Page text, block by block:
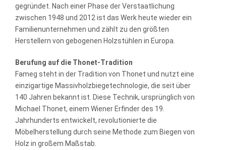
gegründet. Nach einer Phase der Verstaatlichung
zwischen 1948 und 2012 ist das Werk heute wieder ein
Familienunternehmen und zählt zu den größten
Herstellern von gebogenen Holzstühlen in Europa.
Berufung auf die Thonet-Tradition
Fameg steht in der Tradition von Thonet und nutzt eine
einzigartige Massivholzbiegetechnologie, die seit über
140 Jahren bekannt ist. Diese Technik, ursprünglich von
Michael Thonet, einem Wiener Erfinder des 19.
Jahrhunderts entwickelt, revolutionierte die
Möbelherstellung durch seine Methode zum Biegen von
Holz in großem Maßstab.